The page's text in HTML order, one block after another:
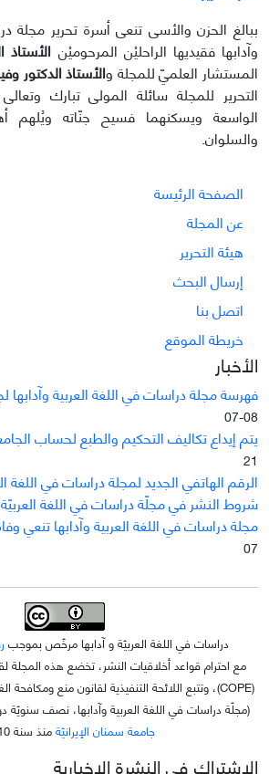
ببالغ الحزن والأسى تنعى أسرة تحرير مجلة
وآدابها فقيديها الراحليْن المرحوميْن
المستشار العلميّ للمجلة والأستاذ الدكتور
التحرير للمجلة سائلة المولى تبارك
الواسعة ويسكنهما فسيح جنّاته ويُلهم
والسلوان.
الصفحة الرئيسة
عن المجلة
هيئة التحرير
إرسال البحث
اتصل بنا
خريطة الموقع
الأخبار
فهرسة مجلة دراسات في اللغة العربية
08-07
يتم إيداع تکاليف التحکيم والطبع لحساب
21
الرقم الهاتفي الجديد لمجلة دراسات في اللغة
شروط النشر في مجلّة دراسات في اللغة العربيّة
مجلة دراسات في اللغة العربية وآدابها تنعي
07
دراسات في اللغة العربيّة و آدابها مرخّص بموجب
مع احترام قواعد أخلاقيات النشر، تخضع هذه المجلة
(COPE)، وتتبع اللائحة التنفيذية لقانون منع ومكافحة الغش في المصنفات العلمية.
(مجلّة دراسات في اللغة العربية وآدابها، نصف سنويّة
جامعة سمنان الإيرانيّةمنذ سنة 2010م)
الاشتراك في النشرة الإخبارية